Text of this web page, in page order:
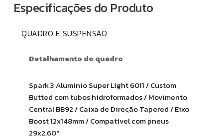
Especificações do Produto
QUADRO E SUSPENSÃO
Detalhamento do quadro
Spark 3 Alumínio Super Light 6011 / Custom
Butted com tubos hidroformados / Movimento
Central BB92 / Caixa de Direção Tapered / Eixo
Boost 12x148mm / Compatível com pneus
29x2.60"